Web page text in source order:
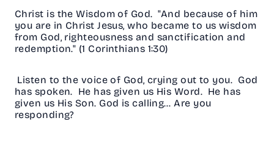
Christ is the Wisdom of God. "And because of him
you are in Christ Jesus, who became to us wisdom
from God, righteousness and sanctification and
redemption." (1 Corinthians 1:30)
Listen to the voice of God, crying out to you. God
has spoken. He has given us His Word. He has
given us His Son. God is calling… Are you
responding?